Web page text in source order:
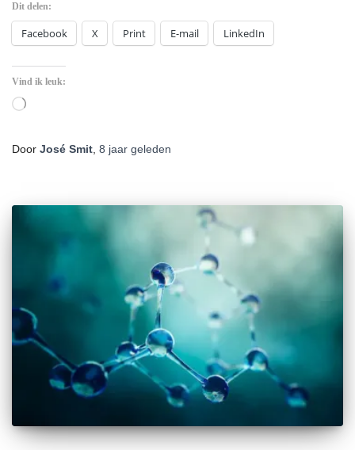
Dit delen:
Facebook X Print E-mail LinkedIn
Vind ik leuk:
Aan
Door José Smit, 8 jaar geleden